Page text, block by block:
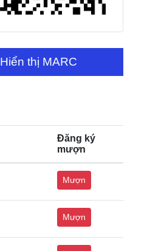
Hiển thị MARC
Đăng ký
mượn
Mượn
Mượn